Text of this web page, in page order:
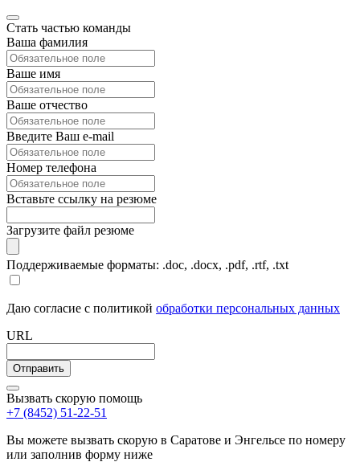
Стать частью команды
Ваша фамилия
Ваше имя
Ваше отчество
Введите Ваш e-mail
Номер телефона
Вставьте ссылку на резюме
Загрузите файл резюме
Поддерживаемые форматы: .doc, .docx, .pdf, .rtf, .txt
Даю согласие с политикой обработки персональных данных
URL
Вызвать скорую помощь
+7 (8452) 51-22-51
Вы можете вызвать скорую в Саратове и Энгельсе по номеру
или заполнив форму ниже